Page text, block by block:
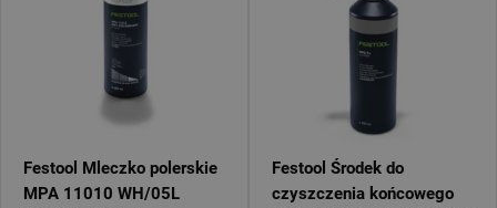
Festool Mleczko polerskie
MPA 11010 WH/05L
Festool Środek do
czyszczenia końcowego